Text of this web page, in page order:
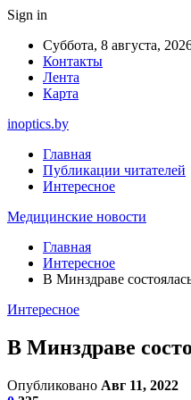
Sign in
Суббота, 8 августа,
Контакты
Лента
Карта
inoptics.by
Главная
Публикации читателей
Интересное
Медицинские новости
Главная
Интересное
В Минздраве
Интересное
В Минздраве
Опубликовано Авг 11, 2022